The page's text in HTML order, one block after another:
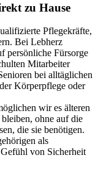
zu Hause
Pflegekräfte,
Bei Lebherz
persönliche Fürsorge
Mitarbeiter
bei alltäglichen
Körperpflege oder
wir es älteren
ohne auf die
die sie benötigen.
als
von Sicherheit